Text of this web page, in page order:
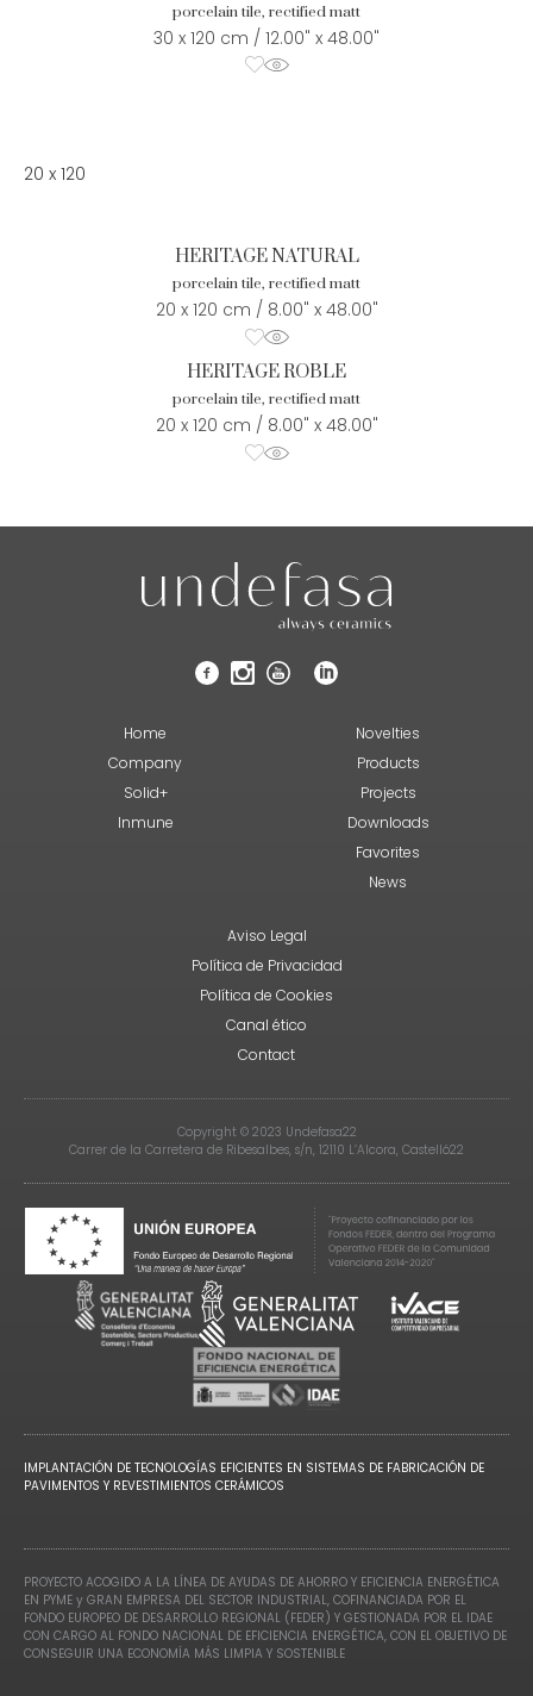
porcelain tile, rectified matt
30 x 120 cm / 12.00" x 48.00"
20 x 120
HERITAGE NATURAL
porcelain tile, rectified matt
20 x 120 cm / 8.00" x 48.00"
HERITAGE ROBLE
porcelain tile, rectified matt
20 x 120 cm / 8.00" x 48.00"
Home
Company
Solid+
Inmune
Novelties
Products
Projects
Downloads
Favorites
News
Aviso Legal
Política de Privacidad
Política de Cookies
Canal ético
Contact
Copyright © 2023 Undefasa22
Carrer de la Carretera de Ribesalbes, s/n, 12110 L’Alcora, Castelló22
IMPLANTACIÓN DE TECNOLOGÍAS EFICIENTES EN SISTEMAS DE FABRICACIÓN DE
PAVIMENTOS Y REVESTIMIENTOS CERÁMICOS
PROYECTO ACOGIDO A LA LÍNEA DE AYUDAS DE AHORRO Y EFICIENCIA ENERGÉTICA
EN PYME y GRAN EMPRESA DEL SECTOR INDUSTRIAL, COFINANCIADA POR EL
FONDO EUROPEO DE DESARROLLO REGIONAL (FEDER) Y GESTIONADA POR EL IDAE
CON CARGO AL FONDO NACIONAL DE EFICIENCIA ENERGÉTICA, CON EL OBJETIVO DE
CONSEGUIR UNA ECONOMÍA MÁS LIMPIA Y SOSTENIBLE